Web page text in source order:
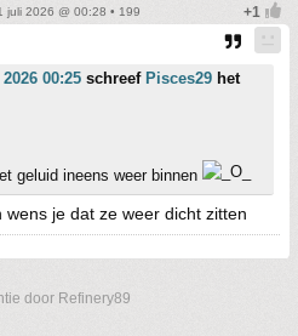
juli 2026 @ 00:28 • 199
00:25 schreef Pisces29 het
geluid ineens weer binnen
je dat ze weer dicht zitten
door Refinery89